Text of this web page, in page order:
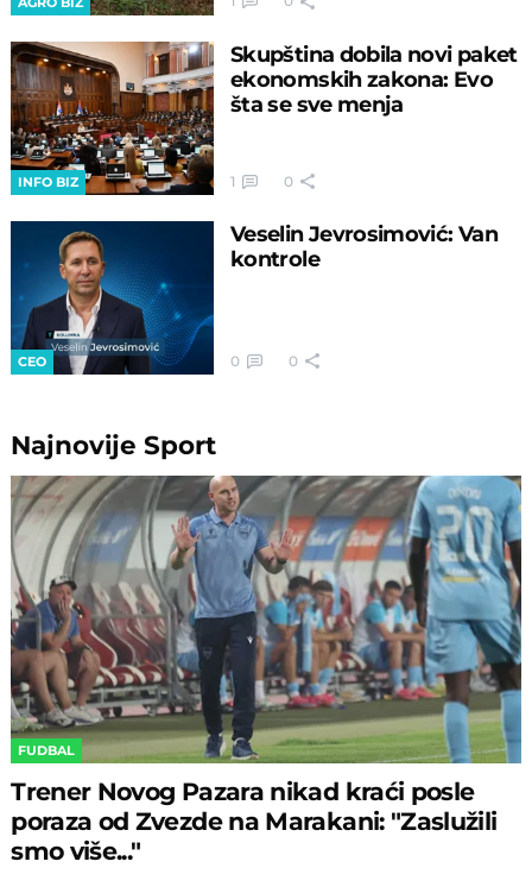
INFO BIZ
Skupština dobila novi paket
ekonomskih zakona: Evo
šta se sve menja
1 0
CEO
Veselin Jevrosimović: Van
kontrole
0 0
NajnovijeSport
FUDBAL
Trener Novog Pazara nikad kraći posle
poraza od Zvezde na Marakani: "Zaslužili
smo više..."